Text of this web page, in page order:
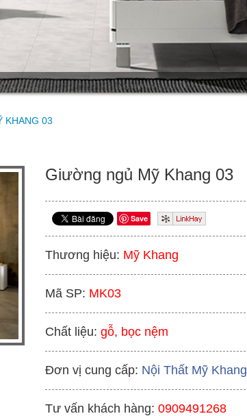
KHANG 03
Giường ngủ Mỹ Khang 03
Save
Thương hiệu: Mỹ Khang
Mã SP: MK03
Chất liệu: gỗ, bọc nệm
Đơn vị cung cấp: Nội Thất Mỹ Khang
Tư vấn khách hàng: 0909491268